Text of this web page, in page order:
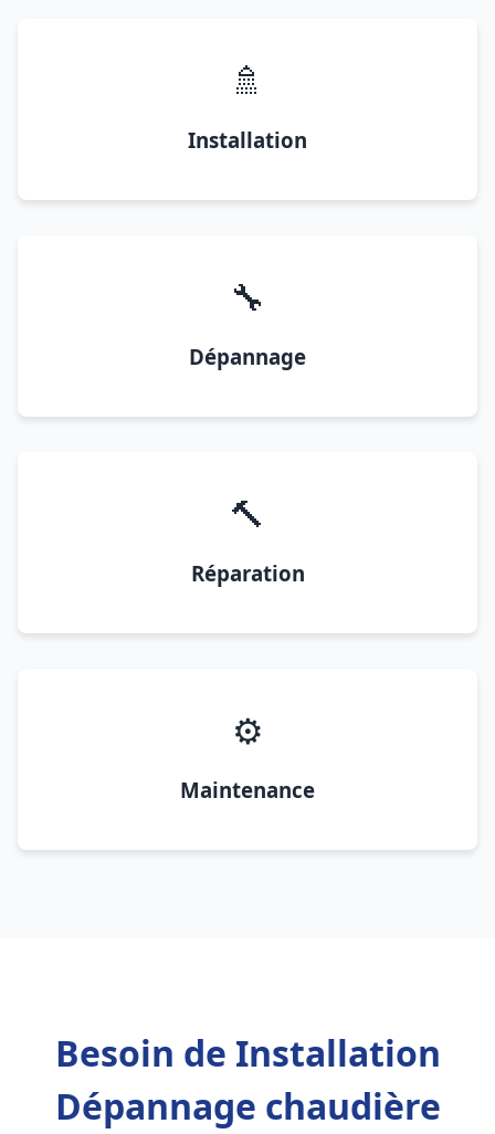
🚿
Installation
🔧
Dépannage
🔨
Réparation
⚙️
Maintenance
Besoin de Installation
Dépannage chaudière